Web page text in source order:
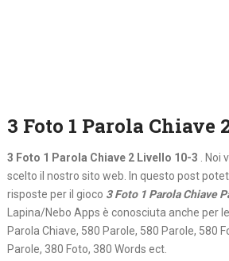
3 Foto 1 Parola Chiave
3 Foto 1 Parola Chiave 2 Livello 10-3 . Noi
scelto il nostro sito web. In questo post
risposte per il gioco 3 Foto 1 Parola Chiave
Lapina/Nebo Apps è conosciuta anche per
Parola Chiave, 580 Parole, 580 Parole, 580
Parole, 380 Foto, 380 Words ect.